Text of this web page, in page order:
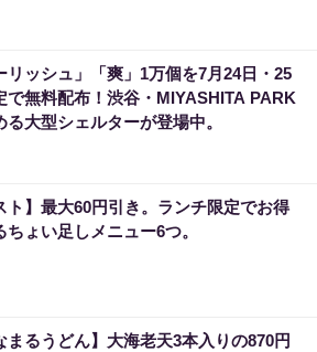
リッシュ」「爽」1万個を7月24日・25
で無料配布！渋谷・MIYASHITA PARK
る大型シェルターが登場中。
ト】最大60円引き。ランチ限定でお得
ちょい足しメニュー6つ。
まるうどん】大海老天3本入りの870円